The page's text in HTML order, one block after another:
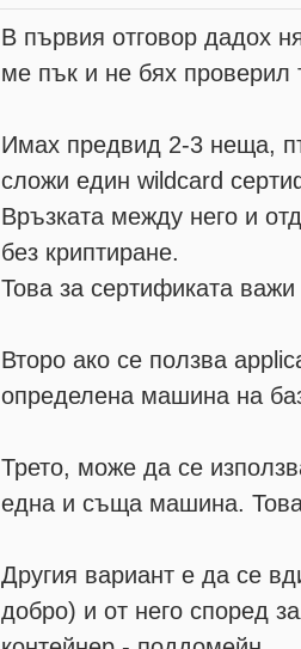
В първия отговор дадох
ме пък и не бях
Имах предвид 2-3 неща,
сложи един wildcard
Връзката между него и
без криптиране.
Това за сертификата
Второ ако се ползва
определена машина на
Трето, може да се
една и съща машина. Това
Другия вариант е да се
добро) и от него според